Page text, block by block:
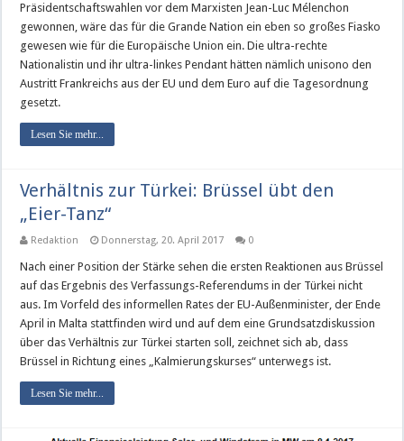
Präsidentschaftswahlen vor dem Marxisten Jean-Luc Mélenchon
gewonnen, wäre das für die Grande Nation ein eben so großes Fiasko
gewesen wie für die Europäische Union ein. Die ultra-rechte
Nationalistin und ihr ultra-linkes Pendant hätten nämlich unisono den
Austritt Frankreichs aus der EU und dem Euro auf die Tagesordnung
gesetzt.
Lesen Sie mehr...
Verhältnis zur Türkei: Brüssel übt den
„Eier-Tanz“
Redaktion Donnerstag, 20. April 2017 0
Nach einer Position der Stärke sehen die ersten Reaktionen aus Brüssel
auf das Ergebnis des Verfassungs-Referendums in der Türkei nicht
aus. Im Vorfeld des informellen Rates der EU-Außenminister, der Ende
April in Malta stattfinden wird und auf dem eine Grundsatzdiskussion
über das Verhältnis zur Türkei starten soll, zeichnet sich ab, dass
Brüssel in Richtung eines „Kalmierungskurses“ unterwegs ist.
Lesen Sie mehr...